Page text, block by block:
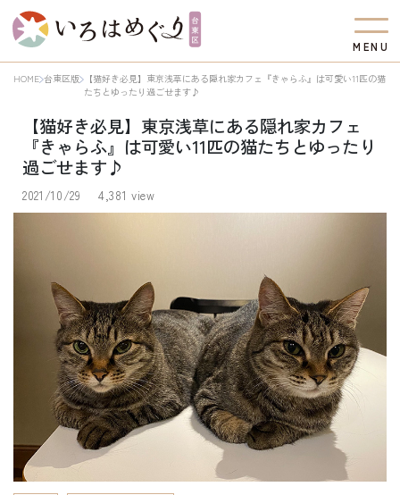
M EN U
HOME 台東区版
【猫好き必見】東京浅草にある隠れ家カフェ『きゃらふ』は可愛い11匹の猫
たちとゆったり過ごせます♪
【猫好き必見】東京浅草にある隠れ家カフェ
『きゃらふ』は可愛い11匹の猫たちとゆったり
過ごせます♪
2021/10/29 4,381 view